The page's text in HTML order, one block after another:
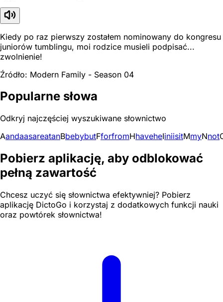
Kiedy po raz pierwszy zostałem nominowany do kongresu
juniorów tumblingu, moi rodzice musieli podpisać...
zwolnienie!
Źródło: Modern Family - Season 04
Popularne słowa
Odkryj najczęściej wyszukiwane słownictwo
AandaasareatanBbebybutFforfromHhaveheIiniisitMmyNnot
Pobierz aplikację, aby odblokować
pełną zawartość
Chcesz uczyć się słownictwa efektywniej? Pobierz
aplikację DictoGo i korzystaj z dodatkowych funkcji nauki
oraz powtórek słownictwa!